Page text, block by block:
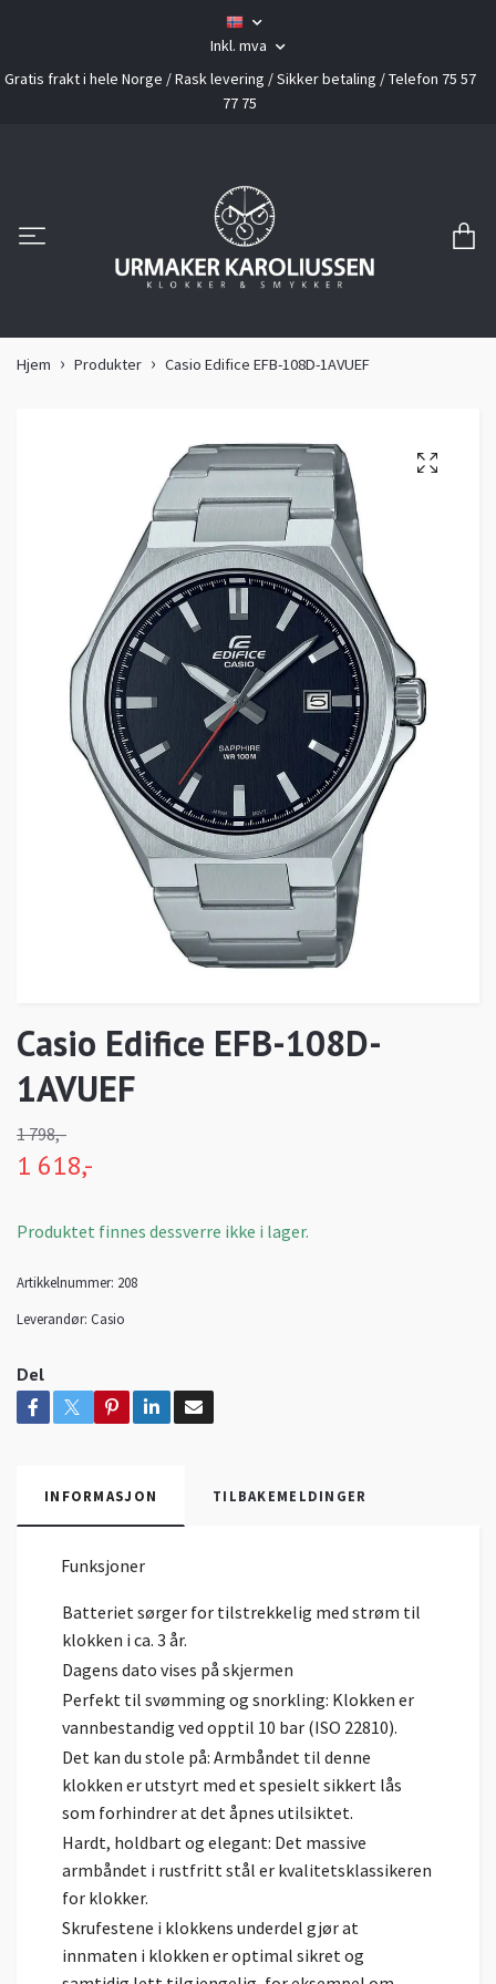
Inkl. mva
Gratis frakt i hele Norge / Rask levering / Sikker betaling / Telefon 75 57
77 75
Hjem Produkter Casio Edifice EFB-108D-1AVUEF
Casio Edifice EFB-108D-
1AVUEF
1 798,-
1 618,-
Produktet finnes dessverre ikke i lager.
Artikkelnummer: 208
Leverandør: Casio
Del
INFORMASJON TILBAKEMELDINGER
Funksjoner
Batteriet sørger for tilstrekkelig med strøm til
klokken i ca. 3 år.
Dagens dato vises på skjermen
Perfekt til svømming og snorkling: Klokken er
vannbestandig ved opptil 10 bar (ISO 22810).
Det kan du stole på: Armbåndet til denne
klokken er utstyrt med et spesielt sikkert lås
som forhindrer at det åpnes utilsiktet.
Hardt, holdbart og elegant: Det massive
armbåndet i rustfritt stål er kvalitetsklassikeren
for klokker.
Skrufestene i klokkens underdel gjør at
innmaten i klokken er optimal sikret og